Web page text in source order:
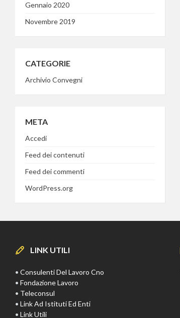
Gennaio 2020
Novembre 2019
CATEGORIE
Archivio Convegni
META
Accedi
Feed dei contenuti
Feed dei commenti
WordPress.org
LINK UTILI
• Consulenti Del Lavoro Cno
• Fondazione Lavoro
• Teleconsul
• Link Ad Istituti Ed Enti
• Link Utili